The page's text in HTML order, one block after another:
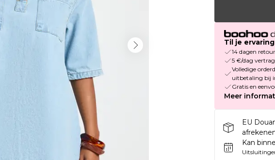
Til je
14 dagen
5 €/dag
Volledige
uitbetaling bij
Gratis en
Meer
EU
Kan